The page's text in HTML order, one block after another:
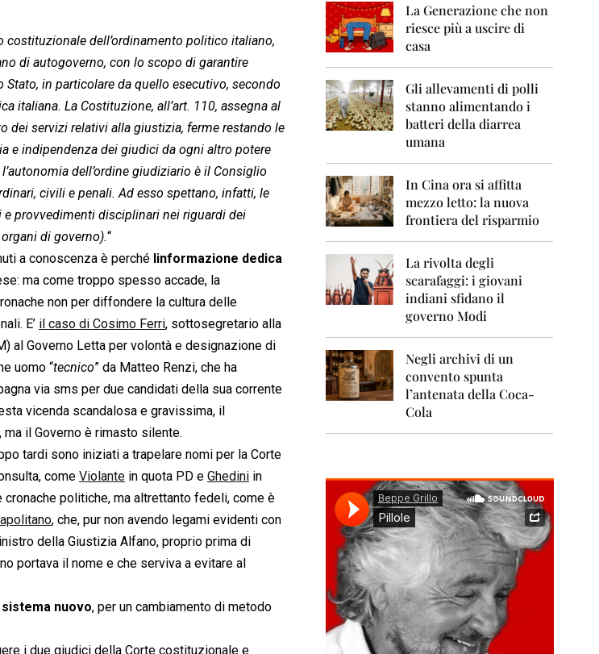
0
8
2
0
9
1
1
0
1
3
0
1
costituzionale dell’ordinamento politico italiano,
di autogoverno, con lo scopo di garantire
in particolare da quello esecutivo, secondo
italiana. La Costituzione, all’art. 110, assegna al
servizi relativi alla giustizia, ferme restando le
e indipendenza dei giudici da ogni altro potere
dell’ordine giudiziario è il Consiglio
civili e penali. Ad esso spettano, infatti, le
provvedimenti disciplinari nei riguardi dei
di governo).“
a conoscenza è perché linformazione dedica
ma come troppo spesso accade, la
non per diffondere la cultura delle
E’ il caso di Cosimo Ferri, sottosegretario alla
al Governo Letta per volontà e designazione di
uomo “tecnico” da Matteo Renzi, che ha
via sms per due candidati della sua corrente
vicenda scandalosa e gravissima, il
il Governo è rimasto silente.
tardi sono iniziati a trapelare nomi per la Corte
come Violante in quota PD e Ghedini in
politiche, ma altrettanto fedeli, come è
, che, pur non avendo legami evidenti con
della Giustizia Alfano, proprio prima di
portava il nome e che serviva a evitare al
nuovo, per un cambiamento di metodo
i due giudici della Corte costituzionale e
La Generazione che non
riesce più a uscire di
casa
Gli allevamenti di polli
stanno alimentando i
batteri della diarrea
umana
In Cina ora si affitta
mezzo letto: la nuova
frontiera del risparmio
La rivolta degli
scarafaggi: i giovani
indiani sfidano il
governo Modi
Negli archivi di un
convento spunta
l’antenata della Coca-
Cola